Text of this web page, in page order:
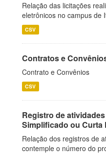
Relação das licitações
eletrônicos no campus de
CSV
Contratos e
Contrato e Convênios
CSV
Registro de
Simplificado ou Curta
Relação dos registros de
contemple o número do